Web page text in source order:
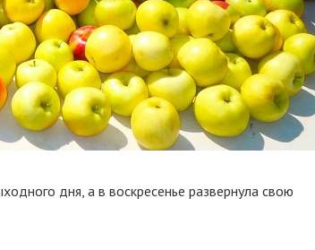
дня, а в воскресенье развернула свою